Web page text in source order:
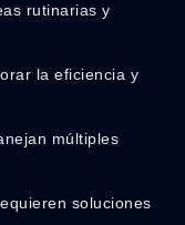
rutinarias y
la eficiencia y
múltiples
soluciones